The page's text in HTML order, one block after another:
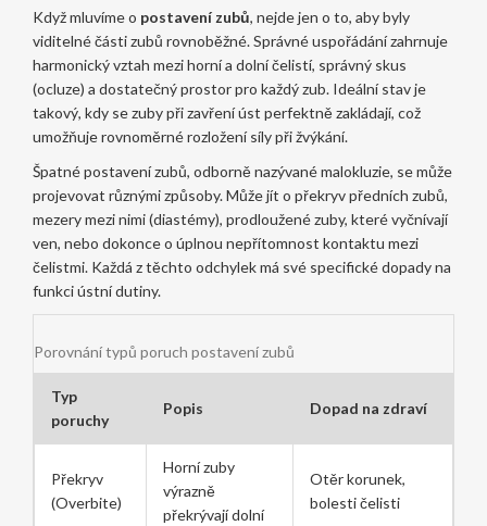
Když mluvíme o postavení zubů, nejde jen o to, aby byly
viditelné části zubů rovnoběžné. Správné uspořádání zahrnuje
harmonický vztah mezi horní a dolní čelistí, správný skus
(ocluze) a dostatečný prostor pro každý zub. Ideální stav je
takový, kdy se zuby při zavření úst perfektně zakládají, což
umožňuje rovnoměrné rozložení síly při žvýkání.
Špatné postavení zubů, odborně nazývané malokluzie, se může
projevovat různými způsoby. Může jít o překryv předních zubů,
mezery mezi nimi (diastémy), prodloužené zuby, které vyčnívají
ven, nebo dokonce o úplnou nepřítomnost kontaktu mezi
čelistmi. Každá z těchto odchylek má své specifické dopady na
funkci ústní dutiny.
Porovnání typů poruch postavení zubů
Typ
poruchy
Popis Dopad na zdraví
Překryv
(Overbite)
Horní zuby
výrazně
překrývají dolní
Otěr korunek,
bolesti čelisti